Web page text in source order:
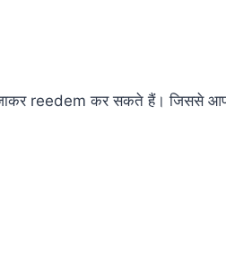
reedem कर सकते हैं। जिससे